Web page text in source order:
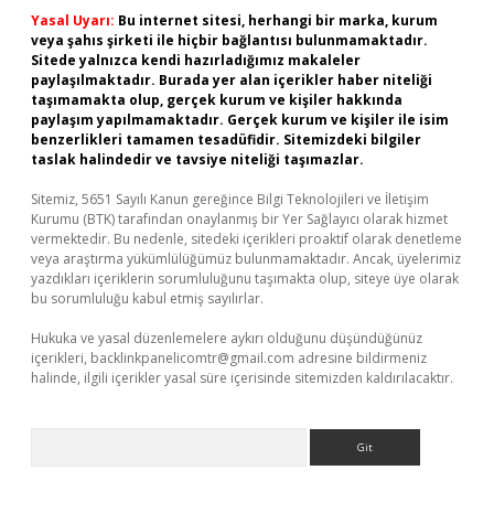
Yasal Uyarı: Bu internet sitesi, herhangi bir marka, kurum
veya şahıs şirketi ile hiçbir bağlantısı bulunmamaktadır.
Sitede yalnızca kendi hazırladığımız makaleler
paylaşılmaktadır. Burada yer alan içerikler haber niteliği
taşımamakta olup, gerçek kurum ve kişiler hakkında
paylaşım yapılmamaktadır. Gerçek kurum ve kişiler ile isim
benzerlikleri tamamen tesadüfidir. Sitemizdeki bilgiler
taslak halindedir ve tavsiye niteliği taşımazlar.
Sitemiz, 5651 Sayılı Kanun gereğince Bilgi Teknolojileri ve İletişim
Kurumu (BTK) tarafından onaylanmış bir Yer Sağlayıcı olarak hizmet
vermektedir. Bu nedenle, sitedeki içerikleri proaktif olarak denetleme
veya araştırma yükümlülüğümüz bulunmamaktadır. Ancak, üyelerimiz
yazdıkları içeriklerin sorumluluğunu taşımakta olup, siteye üye olarak
bu sorumluluğu kabul etmiş sayılırlar.
Hukuka ve yasal düzenlemelere aykırı olduğunu düşündüğünüz
içerikleri, backlinkpanelicomtr@gmail.com adresine bildirmeniz
halinde, ilgili içerikler yasal süre içerisinde sitemizden kaldırılacaktır.